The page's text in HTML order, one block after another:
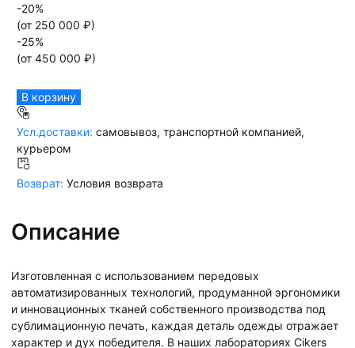
-20%
(от 250 000 ₽)
-25%
(от 450 000 ₽)
В корзину
Усл.доставки: самовывоз, транспортной компанией,
курьером
Возврат: Условия возврата
Описание
Изготовленная с использованием передовых
автоматизированных технологий, продуманной эргономики
и инновационных тканей собственного производства под
сублимационную печать, каждая деталь одежды отражает
характер и дух победителя. В наших лабораториях Cikers